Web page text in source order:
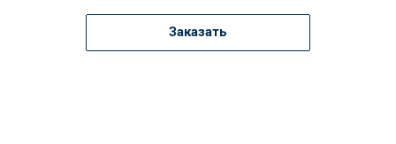
Заказать